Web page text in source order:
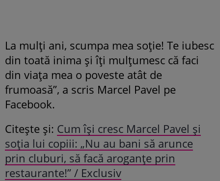
La mulți ani, scumpa mea soție! Te iubesc
din toată inima și îți mulțumesc că faci
din viața mea o poveste atât de
frumoasă”, a scris Marcel Pavel pe
Facebook.
Citește și: Cum își cresc Marcel Pavel și
soția lui copiii: „Nu au bani să arunce
prin cluburi, să facă aroganțe prin
restaurante!” / Exclusiv